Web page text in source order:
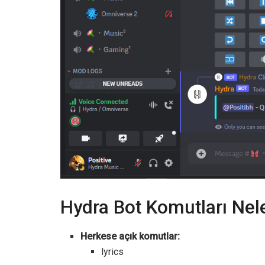
Hydra Bot Komutları
Herkese açık komutlar:
lyrics